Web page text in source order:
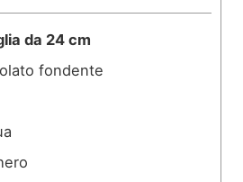
da 24 cm
fondente